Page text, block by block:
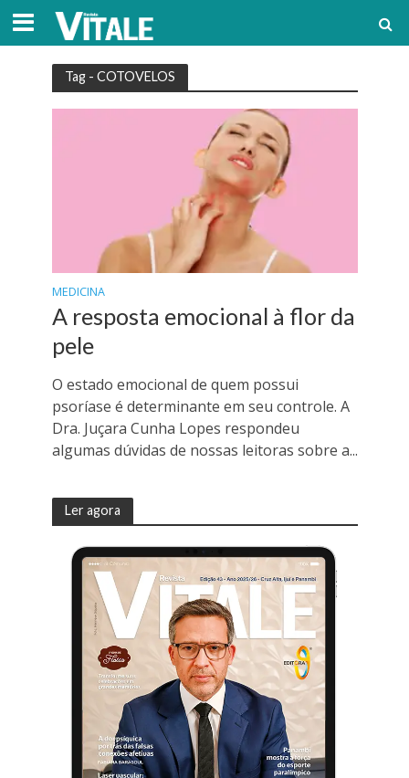
Tag - COTOVELOS
MEDICINA
A resposta emocional à flor da
pele
O estado emocional de quem possui
psoríase é determinante em seu controle. A
Dra. Juçara Cunha Lopes respondeu
algumas dúvidas de nossas leitoras sobre a...
Ler agora